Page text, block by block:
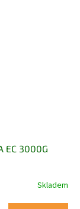
EC 3000G
Skladem